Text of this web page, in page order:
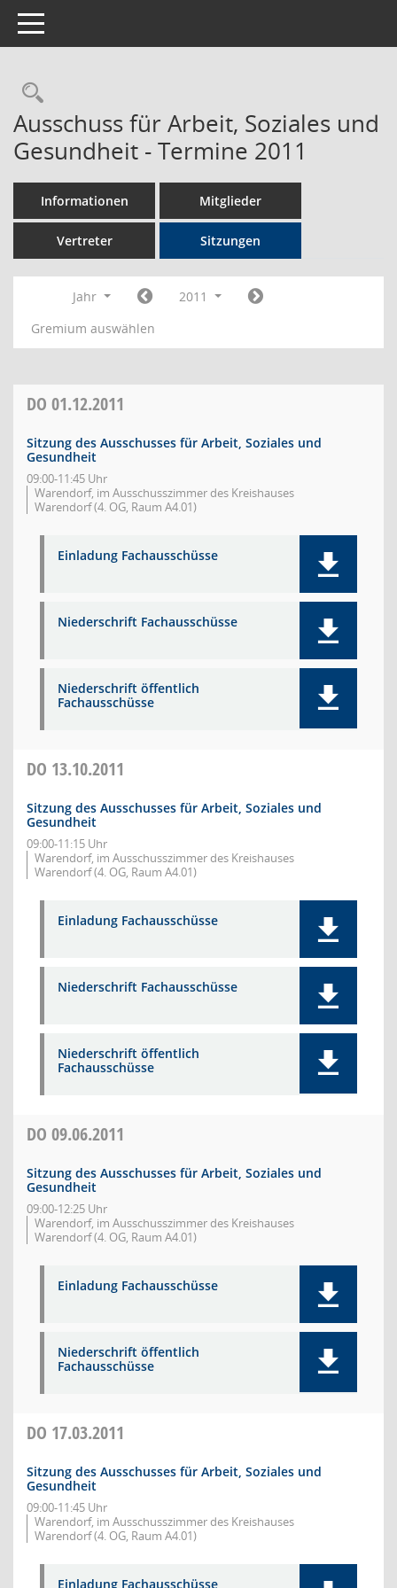
Toggle navigation
Rechercheauswahl
Ausschuss für Arbeit, Soziales und
Gesundheit - Termine 2011
Informationen Mitglieder
Vertreter Sitzungen
Jahr
2011
Gremium auswählen
DO 01.12.2011
Sitzung des Ausschusses für Arbeit, Soziales und
Gesundheit
09:00-11:45 Uhr
Warendorf, im Ausschusszimmer des Kreishauses
Warendorf (4. OG, Raum A4.01)
Einladung Fachausschüsse
Niederschrift Fachausschüsse
Niederschrift öffentlich
Fachausschüsse
DO 13.10.2011
Sitzung des Ausschusses für Arbeit, Soziales und
Gesundheit
09:00-11:15 Uhr
Warendorf, im Ausschusszimmer des Kreishauses
Warendorf (4. OG, Raum A4.01)
Einladung Fachausschüsse
Niederschrift Fachausschüsse
Niederschrift öffentlich
Fachausschüsse
DO 09.06.2011
Sitzung des Ausschusses für Arbeit, Soziales und
Gesundheit
09:00-12:25 Uhr
Warendorf, im Ausschusszimmer des Kreishauses
Warendorf (4. OG, Raum A4.01)
Einladung Fachausschüsse
Niederschrift öffentlich
Fachausschüsse
DO 17.03.2011
Sitzung des Ausschusses für Arbeit, Soziales und
Gesundheit
09:00-11:45 Uhr
Warendorf, im Ausschusszimmer des Kreishauses
Warendorf (4. OG, Raum A4.01)
Einladung Fachausschüsse